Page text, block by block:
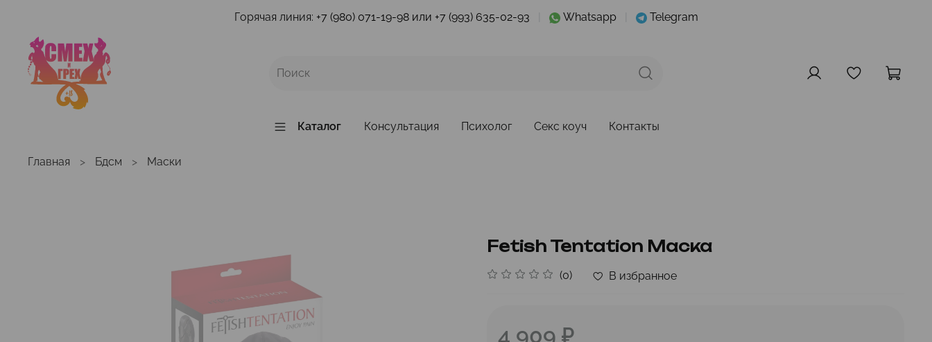
Горячая линия: +7 (980) 071-19-98 или +7 (993) 635-02-93 Whatsapp Telegram
Каталог Консультация Психолог Секс коуч Контакты
Главная Бдсм Маски
Fetish Tentation Маска
(0) В избранное
4 909 ₽